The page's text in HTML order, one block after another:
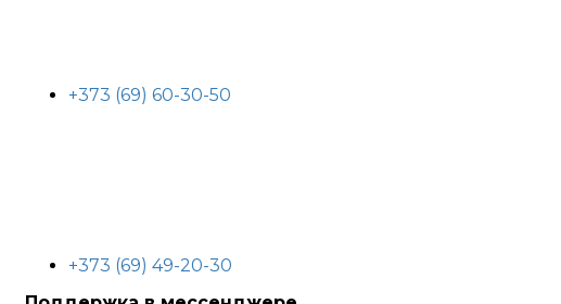
+373 (69) 60-30-50
+373 (69) 49-20-30